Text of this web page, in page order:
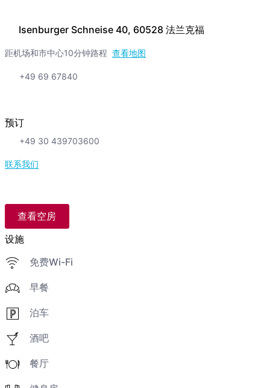
Isenburger Schneise 40, 60528 法兰克福
距机场和市中心10分钟路程 查看地图
+49 69 67840
预订
+49 30 439703600
联系我们
查看空房
设施
免费Wi-Fi
早餐
泊车
酒吧
餐厅